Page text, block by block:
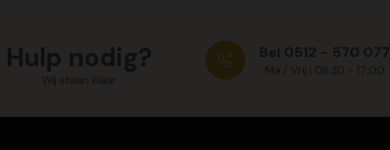
Hulp nodig?
Wij staan klaar
Bel 0512 - 570 077
Ma / Vrij | 08:30 - 17:00